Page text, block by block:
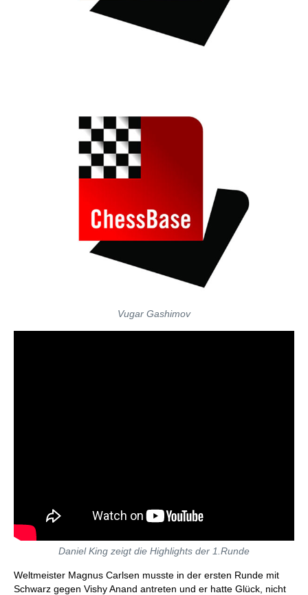
Vugar Gashimov
Daniel King zeigt die Highlights der 1.Runde
Weltmeister Magnus Carlsen musste in der ersten Runde mit
Schwarz gegen Vishy Anand antreten und er hatte Glück, nicht